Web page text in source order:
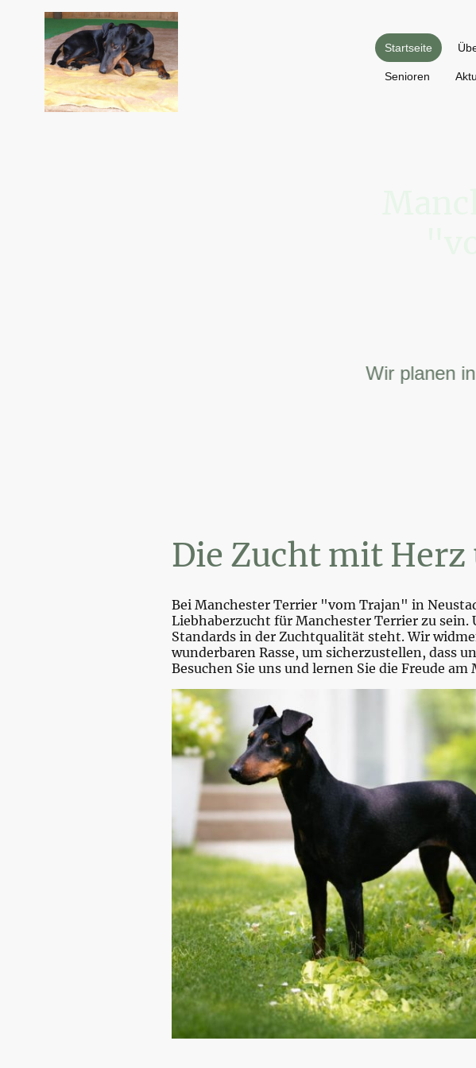
Startseite
Senioren
Wir planen in
Die Zucht mit
Bei Manchester Terrier "vom Trajan" in
Liebhaberzucht für Manchester Terrier zu
Standards in der Zuchtqualität steht. Wir
wunderbaren Rasse, um sicherzustellen, dass
Besuchen Sie uns und lernen Sie die Freude